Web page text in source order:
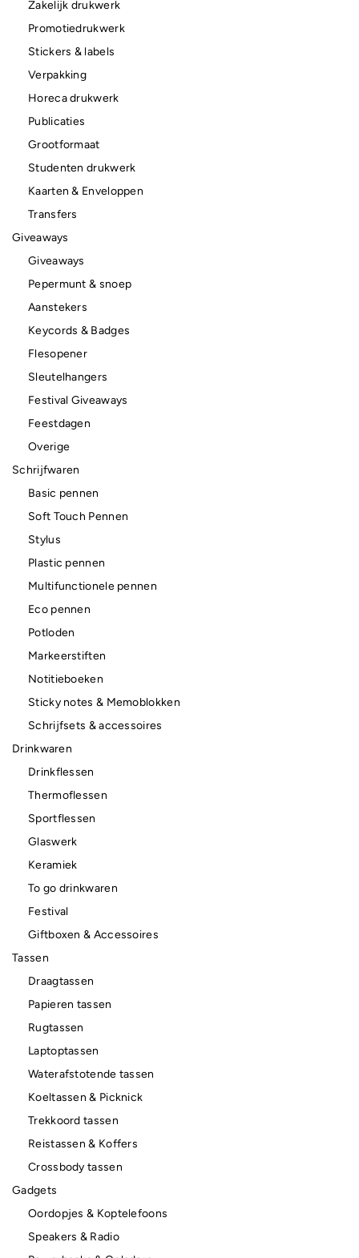
Zakelijk drukwerk
Promotiedrukwerk
Stickers & labels
Verpakking
Horeca drukwerk
Publicaties
Grootformaat
Studenten drukwerk
Kaarten & Enveloppen
Transfers
Giveaways
Giveaways
Pepermunt & snoep
Aanstekers
Keycords & Badges
Flesopener
Sleutelhangers
Festival Giveaways
Feestdagen
Overige
Schrijfwaren
Basic pennen
Soft Touch Pennen
Stylus
Plastic pennen
Multifunctionele pennen
Eco pennen
Potloden
Markeerstiften
Notitieboeken
Sticky notes & Memoblokken
Schrijfsets & accessoires
Drinkwaren
Drinkflessen
Thermoflessen
Sportflessen
Glaswerk
Keramiek
To go drinkwaren
Festival
Giftboxen & Accessoires
Tassen
Draagtassen
Papieren tassen
Rugtassen
Laptoptassen
Waterafstotende tassen
Koeltassen & Picknick
Trekkoord tassen
Reistassen & Koffers
Crossbody tassen
Gadgets
Oordopjes & Koptelefoons
Speakers & Radio